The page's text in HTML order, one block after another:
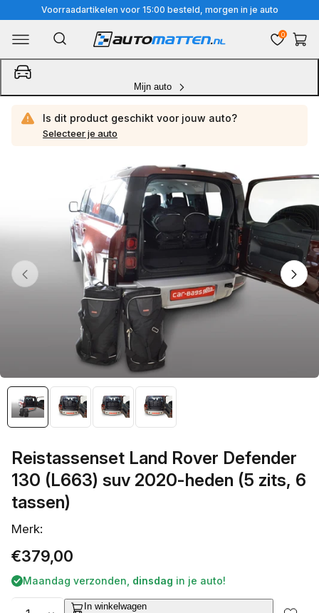
naar
content
Voorraadartikelen voor 15:00 besteld, morgen in je auto
Mijn auto
0
Is dit product geschikt voor jouw auto?
Selecteer je auto
productinformatie
1
van
media
openen
in
galerieweergave
1/van
4
Reistassenset Land Rover Defender
130 (L663) suv 2020-heden (5 zits, 6
tassen)
Merk:
Normale
prijs
€379,00
Maandag verzonden, dinsdag in je auto!
In winkelwagen